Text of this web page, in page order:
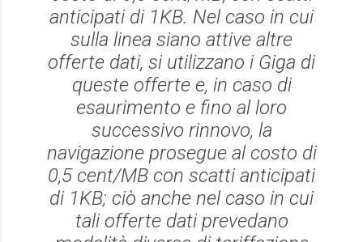
anticipati di 1KB. Nel caso in cui
sulla linea siano attive altre
offerte dati, si utilizzano i Giga di
queste offerte e, in caso di
esaurimento e fino al loro
successivo rinnovo, la
navigazione prosegue al costo di
0,5 cent/MB con scatti anticipati
di 1KB; ciò anche nel caso in cui
tali offerte dati prevedano